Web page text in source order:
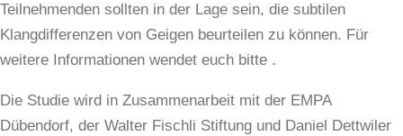
Teilnehmenden sollten in der Lage sein, die subtilen
Klangdifferenzen von Geigen beurteilen zu können. Für
weitere Informationen wendet euch bitte .
Die Studie wird in Zusammenarbeit mit der EMPA
Dübendorf, der Walter Fischli Stiftung und Daniel Dettwiler